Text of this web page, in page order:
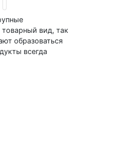
вид, так
образоваться
всегда